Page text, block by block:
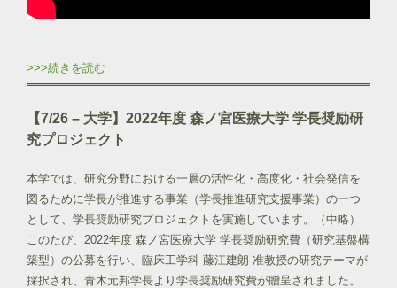
>>>続きを読む
【7/26 – 大学】2022年度 森ノ宮医療大学 学長奨励研
究プロジェクト
本学では、研究分野における一層の活性化・高度化・社会発信を
図るために学長が推進する事業（学長推進研究支援事業）の一つ
として、学長奨励研究プロジェクトを実施しています。（中略）
このたび、2022年度 森ノ宮医療大学 学長奨励研究費（研究基盤構
築型）の公募を行い、臨床工学科 藤江建朗 准教授の研究テーマが
採択され、青木元邦学長より学長奨励研究費が贈呈されました。